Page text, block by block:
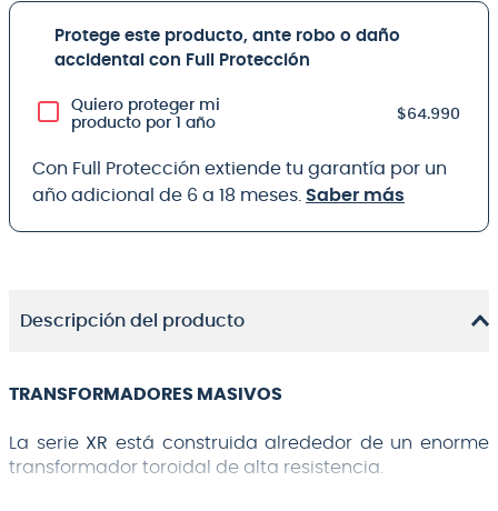
Protege este producto, ante robo o daño
accidental con Full Protección
Quiero proteger mi
producto por 1 año
$64.990
Con Full Protección extiende tu garantía por un
año adicional de 6 a 18 meses. Saber más
Descripción del producto
TRANSFORMADORES MASIVOS
La serie XR está construida alrededor de un enorme
transformador toroidal de alta resistencia.